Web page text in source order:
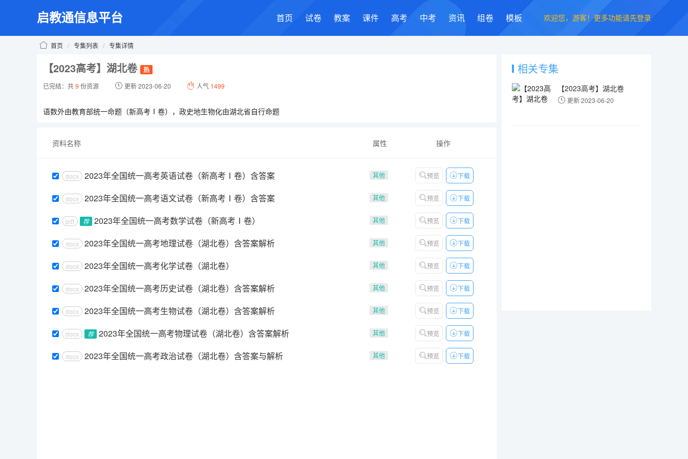
启教通信息平台 欢迎您，游客！更多功能请先登录
首页 试卷 教案 课件 高考 中考 资讯 组卷 模板
首页 / 专集列表 / 专集详情
【2023高考】湖北卷 热
已完结：共9 份资源 更新 2023-06-20 人气 1499
语数外由教育部统一命题（新高考Ⅰ卷），政史地生物化由湖北省自行命题
资料名称 属性 操作
docx 2023年全国统一高考英语试卷（新高考Ⅰ卷）含答案 其他 预览 下载
docx 2023年全国统一高考语文试卷（新高考Ⅰ卷）含答案 其他 预览 下载
pdf 荐 2023年全国统一高考数学试卷（新高考Ⅰ卷） 其他 预览 下载
docx 2023年全国统一高考地理试卷（湖北卷）含答案解析 其他 预览 下载
docx 2023年全国统一高考化学试卷（湖北卷） 其他 预览 下载
docx 2023年全国统一高考历史试卷（湖北卷）含答案解析 其他 预览 下载
docx 2023年全国统一高考生物试卷（湖北卷）含答案解析 其他 预览 下载
docx 荐 2023年全国统一高考物理试卷（湖北卷）含答案解析 其他 预览 下载
docx 2023年全国统一高考政治试卷（湖北卷）含答案与解析 其他 预览 下载
相关专集
【2023高考】湖北卷
更新 2023-06-20